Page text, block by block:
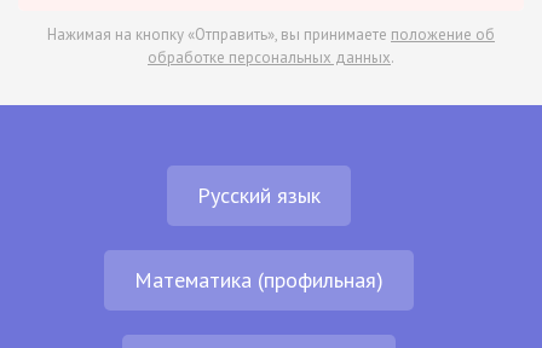
Нажимая на кнопку «Отправить», вы принимаете положение об
обработке персональных данных.
Русский язык
Математика (профильная)